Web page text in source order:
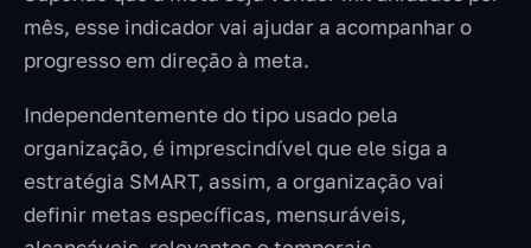
mês, esse indicador vai ajudar a acompanhar o
progresso em direção à meta.
Independentemente do tipo usado pela
organização, é imprescindível que ele siga a
estratégia SMART, assim, a organização vai
definir metas específicas, mensuráveis,